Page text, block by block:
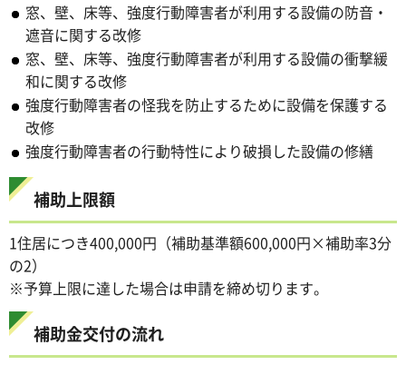
窓、壁、床等、強度行動障害者が利用する設備の防音・
遮音に関する改修
窓、壁、床等、強度行動障害者が利用する設備の衝撃緩
和に関する改修
強度行動障害者の怪我を防止するために設備を保護する
改修
強度行動障害者の行動特性により破損した設備の修繕
補助上限額
1住居につき400,000円（補助基準額600,000円×補助率3分
の2）
※予算上限に達した場合は申請を締め切ります。
補助金交付の流れ